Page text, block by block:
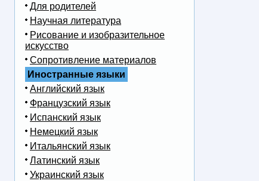
Для родителей
Научная литература
Рисование и изобразительное
искусство
Сопротивление материалов
Иностранные языки
Английский язык
Французский язык
Испанский язык
Немецкий язык
Итальянский язык
Латинский язык
Украинский язык